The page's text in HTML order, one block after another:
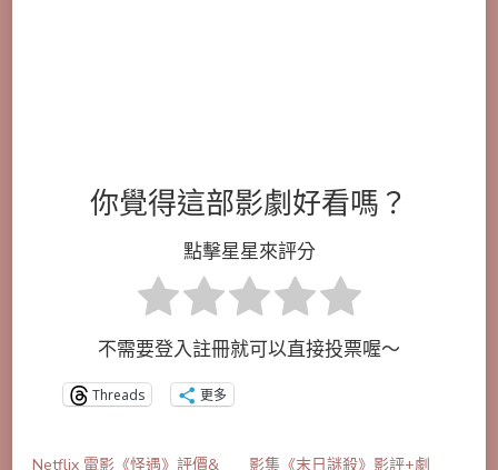
你覺得這部影劇好看嗎？
點擊星星來評分
不需要登入註冊就可以直接投票喔～
Threads 更多
Netflix 電影《怪遇》評價& 影集《末日謎殺》影評+劇